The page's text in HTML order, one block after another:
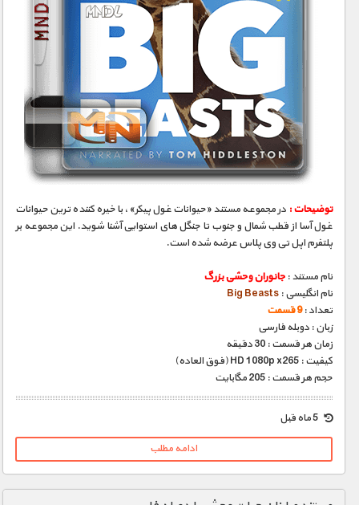
توضیحات : در مجموعه مستند «حیوانات غول پیکر»، با خیره کننده ترین حیوانات
غول آسا از قطب شمال و جنوب تا جنگل های استوایی آشنا شوید. این مجموعه بر
پلتفرم اپل تی وی پلاس عرضه شده است.
نام مستند : جانوران وحشی بزرگ
نام انگلیسی : Big Beasts
تعداد :9 قسمت
زبان : دوبله فارسی
زمان هر قسمت : 30 دقیقه
کیفیت : HD 1080p x265 (فوق العاده)
حجم هر قسمت : 205 مگابایت
ادامه مطلب